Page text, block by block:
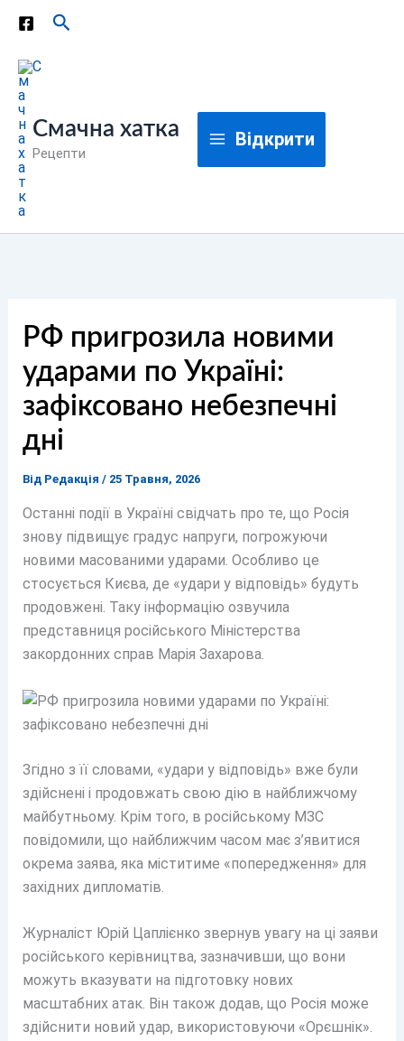
Перейти
вмісту
Пошук
Смачна хатка
Рецепти
Відкрити
РФ пригрозила новими
ударами по Україні:
зафіксовано небезпечні
дні
Від Редакція / 25 Травня, 2026
Останні події в Україні свідчать про те, що Росія
знову підвищує градус напруги, погрожуючи
новими масованими ударами. Особливо це
стосується Києва, де «удари у відповідь» будуть
продовжені. Таку інформацію озвучила
представниця російського Міністерства
закордонних справ Марія Захарова.
Згідно з її словами, «удари у відповідь» вже були
здійснені і продовжать свою дію в найближчому
майбутньому. Крім того, в російському МЗС
повідомили, що найближчим часом має з’явитися
окрема заява, яка міститиме «попередження» для
західних дипломатів.
Журналіст Юрій Цаплієнко звернув увагу на ці заяви
російського керівництва, зазначивши, що вони
можуть вказувати на підготовку нових
масштабних атак. Він також додав, що Росія може
здійснити новий удар, використовуючи «Орєшнік».